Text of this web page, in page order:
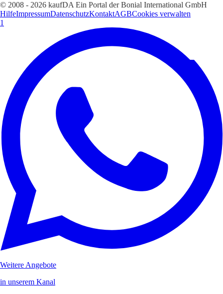
© 2008 - 2026 kaufDA Ein Portal der Bonial International GmbH
HilfeImpressumDatenschutzKontaktAGBCookies verwalten
1
Weitere Angebote
in unserem Kanal